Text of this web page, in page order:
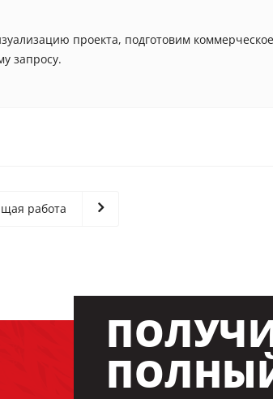
проекта, подготовим коммерческое
запросу.
работа